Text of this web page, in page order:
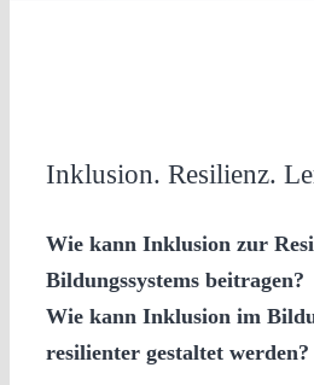
Inklusion. Resilienz.
Wie kann Inklusion zur
Bildungssystems beitragen?
Wie kann Inklusion im
resilienter gestaltet werden?